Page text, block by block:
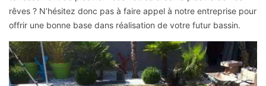
rêves ? N’hésitez donc pas à faire appel à notre entreprise pour
offrir une bonne base dans réalisation de votre futur bassin.